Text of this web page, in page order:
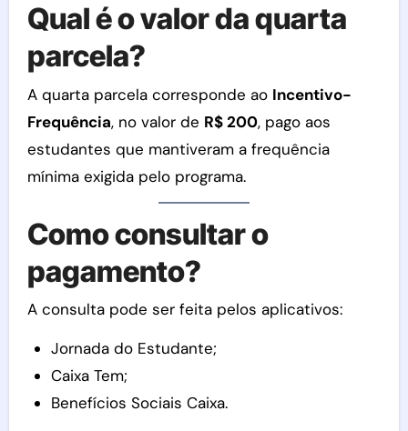
Qual é o valor da quarta
parcela?
A quarta parcela corresponde ao Incentivo-
Frequência, no valor de R$ 200, pago aos
estudantes que mantiveram a frequência
mínima exigida pelo programa.
Como consultar o
pagamento?
A consulta pode ser feita pelos aplicativos:
Jornada do Estudante;
Caixa Tem;
Benefícios Sociais Caixa.